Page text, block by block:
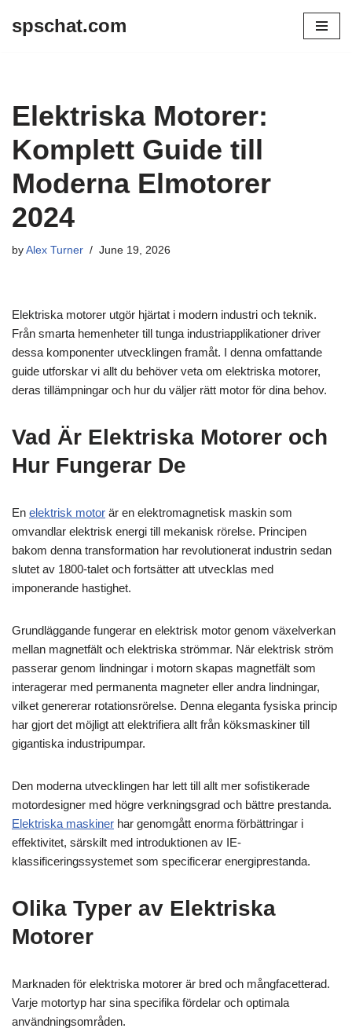
spschat.com
Elektriska Motorer:
Komplett Guide till
Moderna Elmotorer
2024
by Alex Turner June 19, 2026
Elektriska motorer utgör hjärtat i modern industri och teknik.
Från smarta hemenheter till tunga industriapplikationer driver
dessa komponenter utvecklingen framåt. I denna omfattande
guide utforskar vi allt du behöver veta om elektriska motorer,
deras tillämpningar och hur du väljer rätt motor för dina behov.
Vad Är Elektriska Motorer och
Hur Fungerar De
En elektrisk motor är en elektromagnetisk maskin som
omvandlar elektrisk energi till mekanisk rörelse. Principen
bakom denna transformation har revolutionerat industrin sedan
slutet av 1800-talet och fortsätter att utvecklas med
imponerande hastighet.
Grundläggande fungerar en elektrisk motor genom växelverkan
mellan magnetfält och elektriska strömmar. När elektrisk ström
passerar genom lindningar i motorn skapas magnetfält som
interagerar med permanenta magneter eller andra lindningar,
vilket genererar rotationsrörelse. Denna eleganta fysiska princip
har gjort det möjligt att elektrifiera allt från köksmaskiner till
gigantiska industripumpar.
Den moderna utvecklingen har lett till allt mer sofistikerade
motordesigner med högre verkningsgrad och bättre prestanda.
Elektriska maskiner har genomgått enorma förbättringar i
effektivitet, särskilt med introduktionen av IE-
klassificeringssystemet som specificerar energiprestanda.
Olika Typer av Elektriska
Motorer
Marknaden för elektriska motorer är bred och mångfacetterad.
Varje motortyp har sina specifika fördelar och optimala
användningsområden.